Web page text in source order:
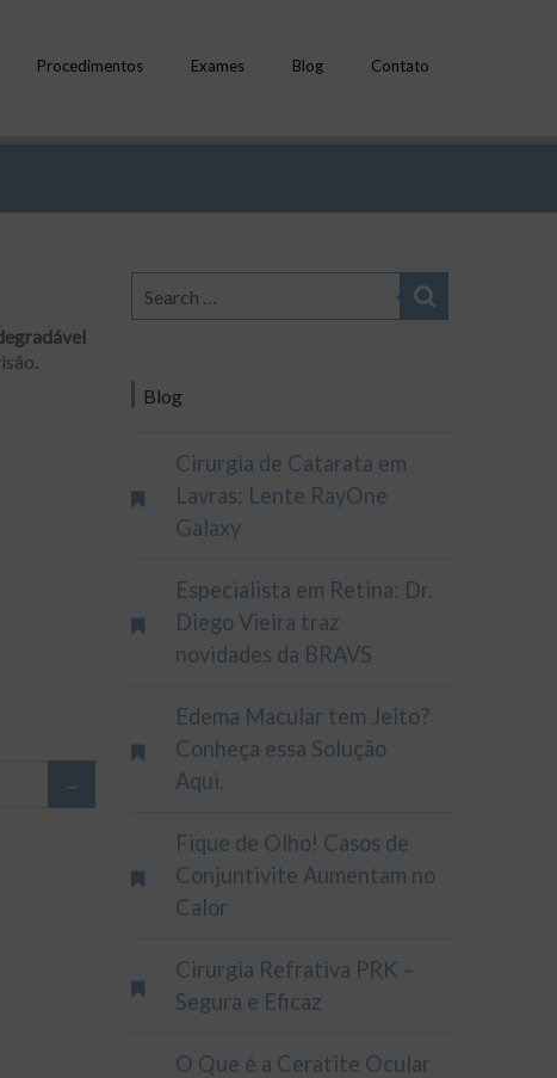
Procedimentos Exames Blog Contato
Blog
Cirurgia de Catarata em
Lavras: Lente RayOne
Galaxy
Especialista em Retina: Dr.
Diego Vieira traz
novidades da BRAVS
Edema Macular tem Jeito?
Conheça essa Solução
Aqui.
Fique de Olho! Casos de
Conjuntivite Aumentam no
Calor
Cirurgia Refrativa PRK –
Segura e Eficaz
O Que é a Ceratite Ocular